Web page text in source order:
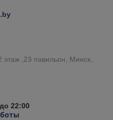
этаж ,23 павильон, Минск,
22:00